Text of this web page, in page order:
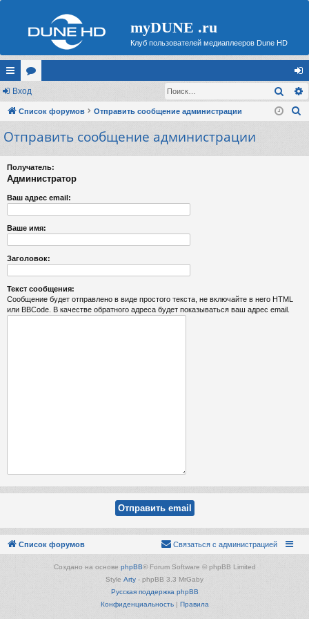
myDUNE .ru
Клуб пользователей медиаплееров Dune HD
с
ы
лк
ор
ум
хо
д
Вход
Список форумов Отправить сообщение администрации
с
Отправить сообщение администрации
Получатель:
Администратор
Ваш адрес email:
Ваше имя:
Заголовок:
Текст сообщения:
Сообщение будет отправлено в виде простого текста, не включайте в него HTML
или BBCode. В качестве обратного адреса будет показываться ваш адрес email.
Список форумов Связаться с администрацией
Создано на основе phpBB® Forum Software © phpBB Limited
Style Arty - phpBB 3.3 MrGaby
Русская поддержка phpBB
Конфиденциальность| Правила